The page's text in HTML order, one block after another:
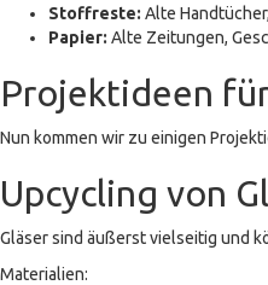
Stoffreste: Alte
Papier: Alte Zeitungen,
Projektideen
Nun kommen wir zu einigen
Upcycling von
Gläser sind äußerst vielseitig und
Materialien: